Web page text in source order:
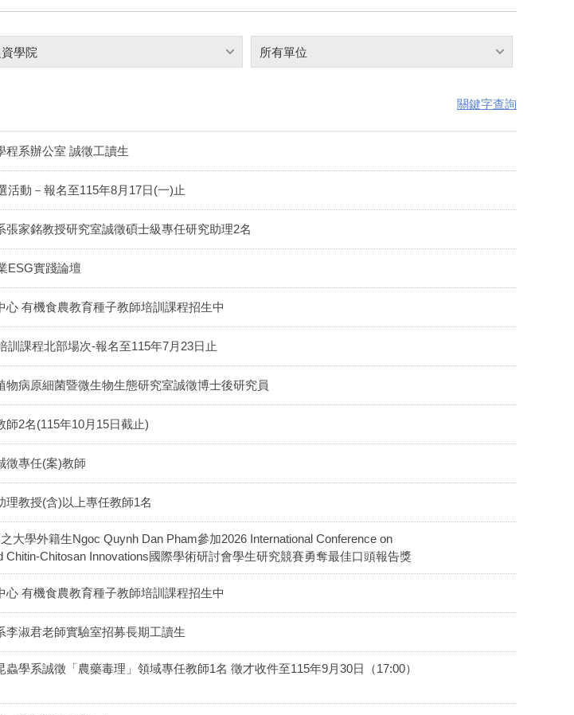
學院 所有單位
關鍵字查詢
程系辦公室 誠徵工讀生
活動－報名至115年8月17日(一)止
張家銘教授研究室誠徵碩士級專任研究助理2名
ESG實踐論壇
心 有機食農教育種子教師培訓課程招生中
訓課程北部場次-報名至115年7月23日止
物病原細菌暨微生物生態研究室誠徵博士後研究員
2名(115年10月15日截止)
徵專任(案)教師
理教授(含)以上專任教師1名
大學外籍生Ngoc Quynh Dan Pham參加2026 International Conference on
Chitin-Chitosan Innovations國際學術研討會學生研究競賽勇奪最佳口頭報告獎
心 有機食農教育種子教師培訓課程招生中
李淑君老師實驗室招募長期工讀生
蟲學系誠徵「農藥毒理」領域專任教師1名 徵才收件至115年9月30日（17:00）